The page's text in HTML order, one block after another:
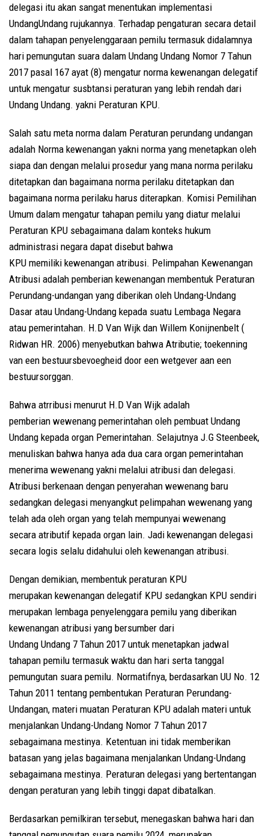
delegasi itu akan sangat menentukan implementasi
UndangUndang rujukannya. Terhadap pengaturan secara detail
dalam tahapan penyelenggaraan pemilu termasuk didalamnya
hari pemungutan suara dalam Undang Undang Nomor 7 Tahun
2017 pasal 167 ayat (8) mengatur norma kewenangan delegatif
untuk mengatur susbtansi peraturan yang lebih rendah dari
Undang Undang. yakni Peraturan KPU.
Salah satu meta norma dalam Peraturan perundang undangan
adalah Norma kewenangan yakni norma yang menetapkan oleh
siapa dan dengan melalui prosedur yang mana norma perilaku
ditetapkan dan bagaimana norma perilaku ditetapkan dan
bagaimana norma perilaku harus diterapkan. Komisi Pemilihan
Umum dalam mengatur tahapan pemilu yang diatur melalui
Peraturan KPU sebagaimana dalam konteks hukum
administrasi negara dapat disebut bahwa
KPU memiliki kewenangan atribusi. Pelimpahan Kewenangan
Atribusi adalah pemberian kewenangan membentuk Peraturan
Perundang-undangan yang diberikan oleh Undang-Undang
Dasar atau Undang-Undang kepada suatu Lembaga Negara
atau pemerintahan. H.D Van Wijk dan Willem Konijnenbelt (
Ridwan HR. 2006) menyebutkan bahwa Atributie; toekenning
van een bestuursbevoegheid door een wetgever aan een
bestuursorggan.
Bahwa atrribusi menurut H.D Van Wijk adalah
pemberian wewenang pemerintahan oleh pembuat Undang
Undang kepada organ Pemerintahan. Selajutnya J.G Steenbeek,
menuliskan bahwa hanya ada dua cara organ pemerintahan
menerima wewenang yakni melalui atribusi dan delegasi.
Atribusi berkenaan dengan penyerahan wewenang baru
sedangkan delegasi menyangkut pelimpahan wewenang yang
telah ada oleh organ yang telah mempunyai wewenang
secara atributif kepada organ lain. Jadi kewenangan delegasi
secara logis selalu didahului oleh kewenangan atribusi.
Dengan demikian, membentuk peraturan KPU
merupakan kewenangan delegatif KPU sedangkan KPU sendiri
merupakan lembaga penyelenggara pemilu yang diberikan
kewenangan atribusi yang bersumber dari
Undang Undang 7 Tahun 2017 untuk menetapkan jadwal
tahapan pemilu termasuk waktu dan hari serta tanggal
pemungutan suara pemilu. Normatifnya, berdasarkan UU No. 12
Tahun 2011 tentang pembentukan Peraturan Perundang-
Undangan, materi muatan Peraturan KPU adalah materi untuk
menjalankan Undang-Undang Nomor 7 Tahun 2017
sebagaimana mestinya. Ketentuan ini tidak memberikan
batasan yang jelas bagaimana menjalankan Undang-Undang
sebagaimana mestinya. Peraturan delegasi yang bertentangan
dengan peraturan yang lebih tinggi dapat dibatalkan.
Berdasarkan pemilkiran tersebut, menegaskan bahwa hari dan